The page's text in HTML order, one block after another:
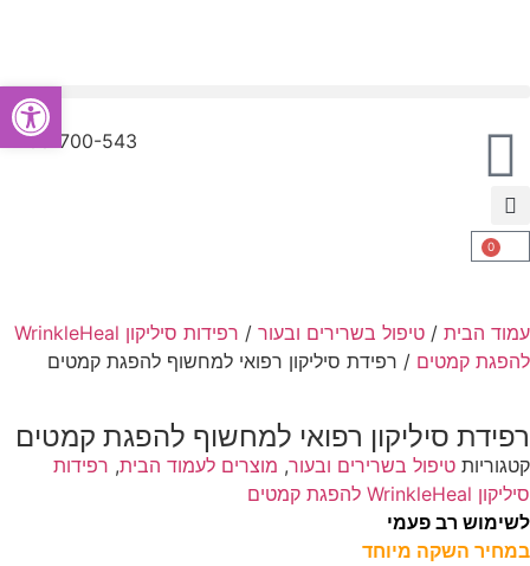
1-700-700-543
0
עמוד הבית / טיפול בשרירים ובעור /
רפידות סיליקון WrinkleHeal
להפגת קמטים / רפידת סיליקון רפואי למחשוף להפגת קמטים
רפידת סיליקון רפואי למחשוף להפגת קמטים
קטגוריות טיפול בשרירים ובעור, מוצרים לעמוד הבית, רפידות
סיליקון WrinkleHeal להפגת קמטים
לשימוש רב פעמי
במחיר השקה מיוחד
פתח